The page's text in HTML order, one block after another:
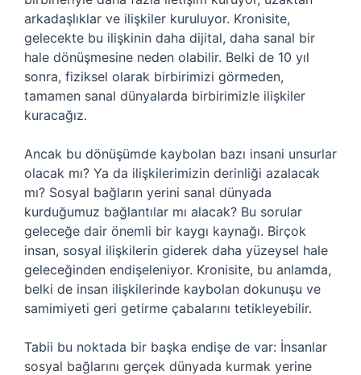
arkadaşlıklar ve ilişkiler kuruluyor. Kronisite,
gelecekte bu ilişkinin daha dijital, daha sanal bir
hale dönüşmesine neden olabilir. Belki de 10 yıl
sonra, fiziksel olarak birbirimizi görmeden,
tamamen sanal dünyalarda birbirimizle ilişkiler
kuracağız.
Ancak bu dönüşümde kaybolan bazı insani unsurlar
olacak mı? Ya da ilişkilerimizin derinliği azalacak
mı? Sosyal bağların yerini sanal dünyada
kurduğumuz bağlantılar mı alacak? Bu sorular
geleceğe dair önemli bir kaygı kaynağı. Birçok
insan, sosyal ilişkilerin giderek daha yüzeysel hale
geleceğinden endişeleniyor. Kronisite, bu anlamda,
belki de insan ilişkilerinde kaybolan dokunuşu ve
samimiyeti geri getirme çabalarını tetikleyebilir.
Tabii bu noktada bir başka endişe de var: İnsanlar
sosyal bağlarını gerçek dünyada kurmak yerine